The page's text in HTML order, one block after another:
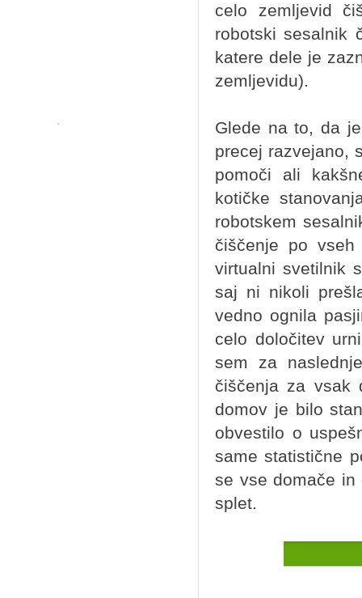
celo zemljevid
robotski sesalnik
katere dele je
zemljevidu).
Glede na to, da
precej razvejano,
pomoči ali
kotičke
robotskem
čiščenje po
virtualni svetilnik
saj ni nikoli
vedno ognila
celo določitev
sem za
čiščenja za vsak
domov je bilo
obvestilo o
same statistične
se vse domače in
splet.